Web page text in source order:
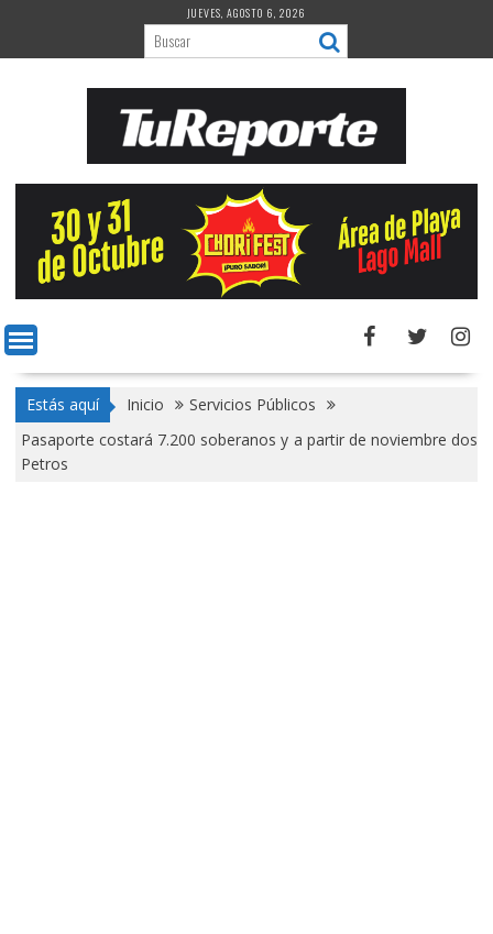
contenido
JUEVES, AGOSTO 6, 2026
Estás aquí Inicio
Servicios Públicos
Pasaporte costará 7.200 soberanos y a partir de noviembre dos
Petros